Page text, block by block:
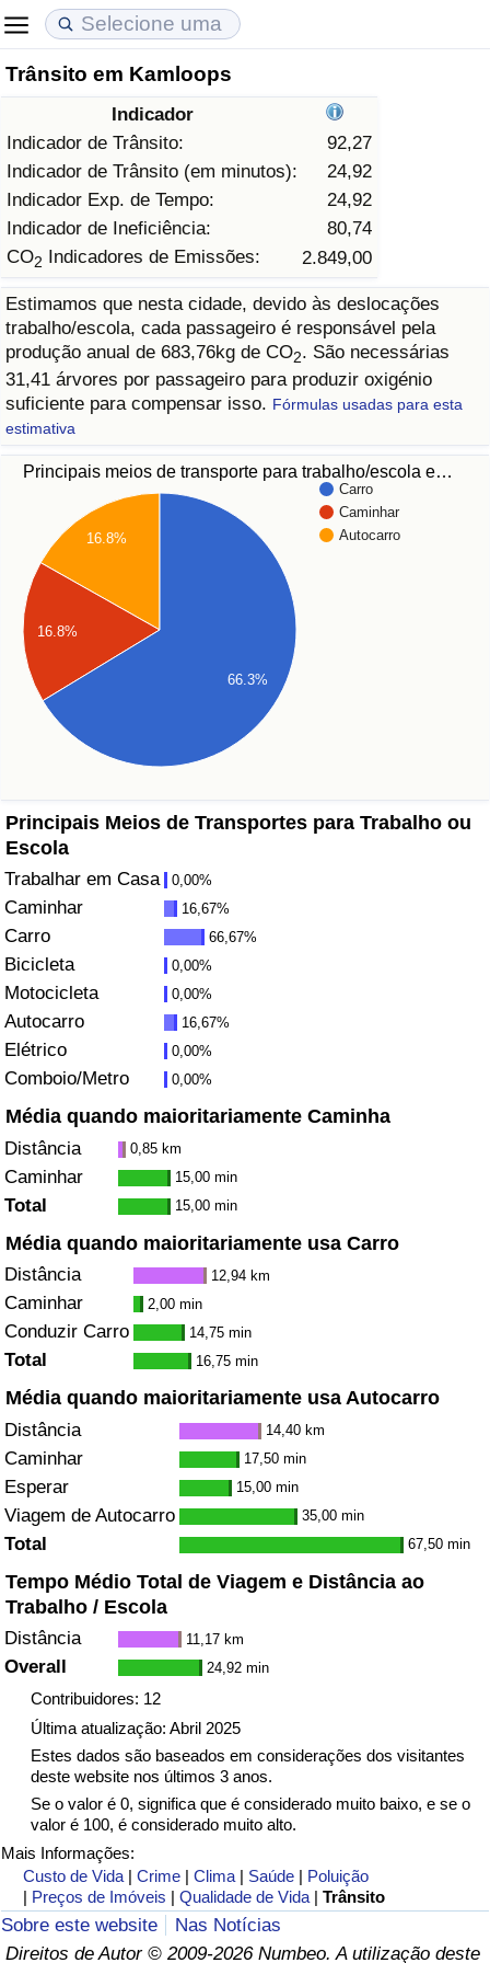
Trânsito em Kamloops
Indicador
Indicador de Trânsito:
92,27
Indicador de Trânsito (em minutos):
24,92
Indicador Exp. de Tempo:
24,92
Indicador de Ineficiência:
80,74
CO2 Indicadores de Emissões: 2.849,00
Estimamos que nesta cidade, devido às deslocações
trabalho/escola, cada passageiro é responsável pela
produção anual de 683,76kg de CO2. São necessárias
31,41 árvores por passageiro para produzir oxigénio
suficiente para compensar isso. Fórmulas usadas para esta
estimativa
Principais meios de transporte para trabalho/escola e…
Carro
Caminhar
Autocarro
16.8%
16.8%
66.3%
Principais Meios de Transportes para Trabalho ou
Escola
Trabalhar em Casa 0,00%
Caminhar 16,67%
Carro 66,67%
Bicicleta 0,00%
Motocicleta 0,00%
Autocarro 16,67%
Elétrico 0,00%
Comboio/Metro 0,00%
Média quando maioritariamente Caminha
Distância 0,85 km
Caminhar 15,00 min
Total 15,00 min
Média quando maioritariamente usa Carro
Distância 12,94 km
Caminhar 2,00 min
Conduzir Carro 14,75 min
Total 16,75 min
Média quando maioritariamente usa Autocarro
Distância 14,40 km
Caminhar 17,50 min
Esperar 15,00 min
Viagem de Autocarro 35,00 min
Total 67,50 min
Tempo Médio Total de Viagem e Distância ao
Trabalho / Escola
Distância 11,17 km
Overall 24,92 min
Contribuidores: 12
Última atualização: Abril 2025
Estes dados são baseados em considerações dos visitantes
deste website nos últimos 3 anos.
Se o valor é 0, significa que é considerado muito baixo, e se o
valor é 100, é considerado muito alto.
Mais Informações:
Custo de Vida |Crime |Clima | Saúde | Poluição
| Preços de Imóveis |Qualidade de Vida |Trânsito
Sobre este website
Nas Notícias
Direitos de Autor © 2009-2026 Numbeo. A utilização deste
Custo de Vida
Indicador de Custo de Vida (Atual)
Indicador de Custo de Vida
Indicador de Custo de Vida Por País
em Aqaba
Preços de Imóveis
Indicador de Preços de Imóveis (Atual)
Indicador de Preços de Imóveis
Indicador de Preços de Imóveis por País
Qualidade de Vida
Indicador de Qualidade de Vida
Indicador de Qualidade de Vida (Atual)
Índice de qualidade de vida por país
Crime
Taxa do Indicador de Crime (Atual)
Indicador de Crime
Índice de criminalidade por país
Saúde
Indicador de Saúde (Atual)
Indicador de Saúde
Indicador de Saúde por País
Poluição
Indicador de Poluição por País
Trânsito
Indicador de Trânsito
Indicador de Trânsito (Atual)
Indicador de Trânsito por País